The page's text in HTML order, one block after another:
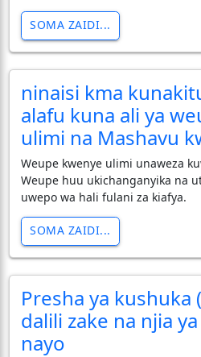
SOMA ZAIDI...
ninaisi kma
alafu kuna ali ya
ulimi na Mashavu
Weupe kwenye ulimi unaweza
Weupe huu ukichanganyika na
uwepo wa hali fulani za kiafya.
SOMA ZAIDI...
Presha ya
dalili zake na njia
nayo